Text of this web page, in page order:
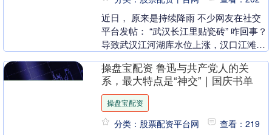
近日， 原来是持续降雨 不少网友在社交
平台发帖： “武汉长江里贴瓷砖” 咋回事？
导致武汉江河湖库水位上涨，汉口江滩第
醒：观....
操盘宝配资 鲁迅与共产党人的关
系，最大特点是“神交”｜国庆书单
操盘宝配资
分类：股票配资平台网 查看：219